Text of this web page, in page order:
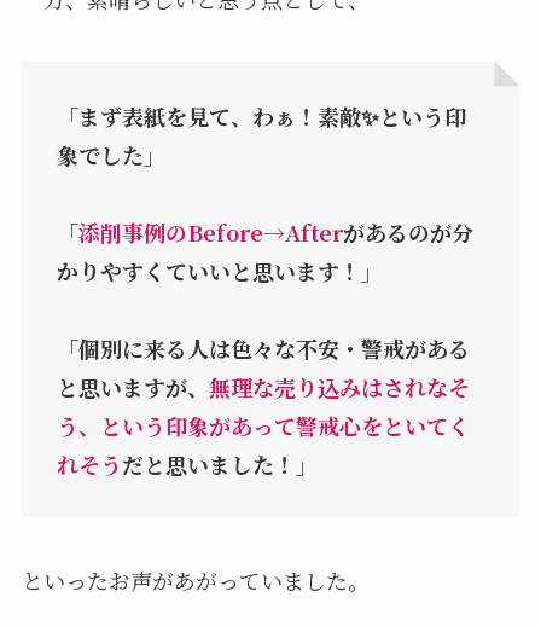
「まず表紙を見て、わぁ！素敵✨という印
象でした」
「添削事例のBefore→Afterがあるのが分
かりやすくていいと思います！」
「個別に来る人は色々な不安・警戒がある
と思いますが、 無理な売り込みはされなそ
う、という印象があって警戒心をといてく
れそうだと思いました！」
といったお声があがっていました。